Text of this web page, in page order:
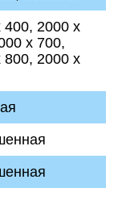
400, 2000 х
х 700,
800, 2000 х